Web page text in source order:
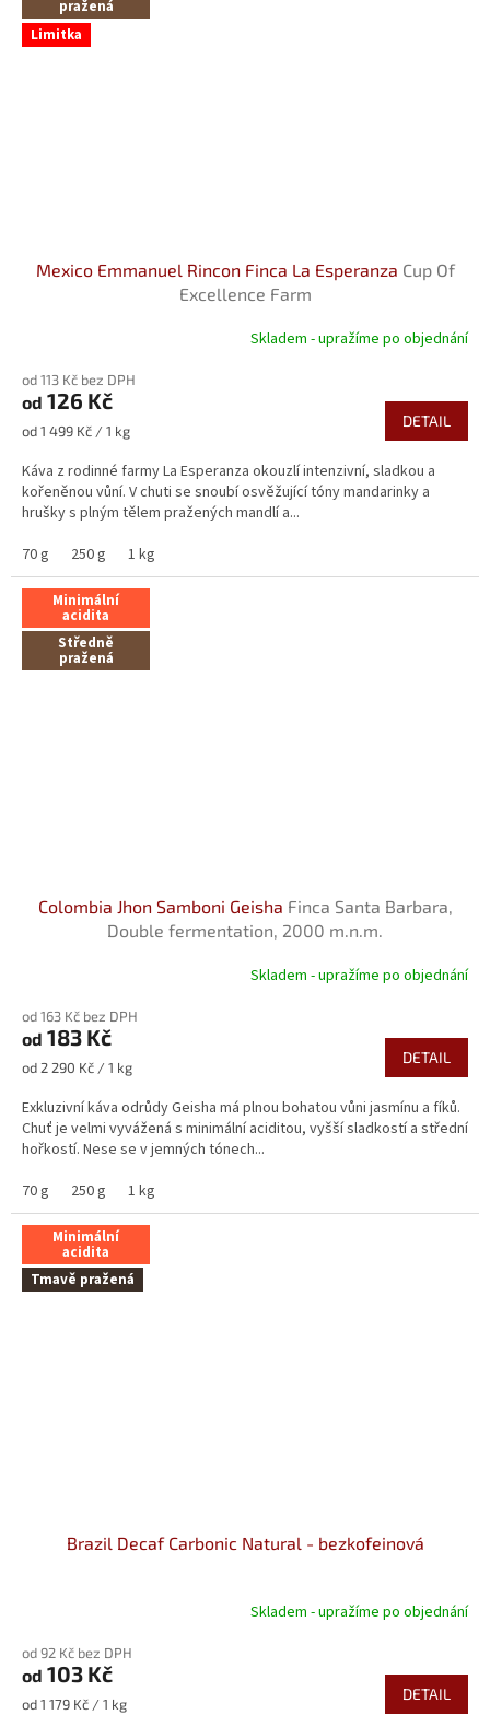
pražená
Limitka
Mexico Emmanuel Rincon Finca La Esperanza Cup Of
Excellence Farm
produktu
je
5,0
5
hvězdiček.
Skladem - upražíme po objednání
od 113 Kč bez DPH
od 126 Kč
Měrná
od 1 499 Kč / 1 kg
DETAIL
Káva z rodinné farmy La Esperanza okouzlí intenzivní, sladkou a
kořeněnou vůní. V chuti se snoubí osvěžující tóny mandarinky a
hrušky s plným tělem pražených mandlí a...
70 g
250 g 1 kg
Minimální
acidita
Středně
pražená
Colombia Jhon Samboni Geisha Finca Santa Barbara,
Double fermentation, 2000 m.n.m.
produktu
je
5,0
5
hvězdiček.
Skladem - upražíme po objednání
od 163 Kč bez DPH
od 183 Kč
Měrná
od 2 290 Kč / 1 kg
DETAIL
Exkluzivní káva odrůdy Geisha má plnou bohatou vůni jasmínu a fíků.
Chuť je velmi vyvážená s minimální aciditou, vyšší sladkostí a střední
hořkostí. Nese se v jemných tónech...
70 g
250 g 1 kg
Minimální
acidita
Tmavě pražená
Brazil Decaf Carbonic Natural - bezkofeinová
produktu
je
5,0
Skladem - upražíme po objednání
od 92 Kč bez DPH
od 103 Kč
Měrná
od 1 179 Kč / 1 kg
DETAIL